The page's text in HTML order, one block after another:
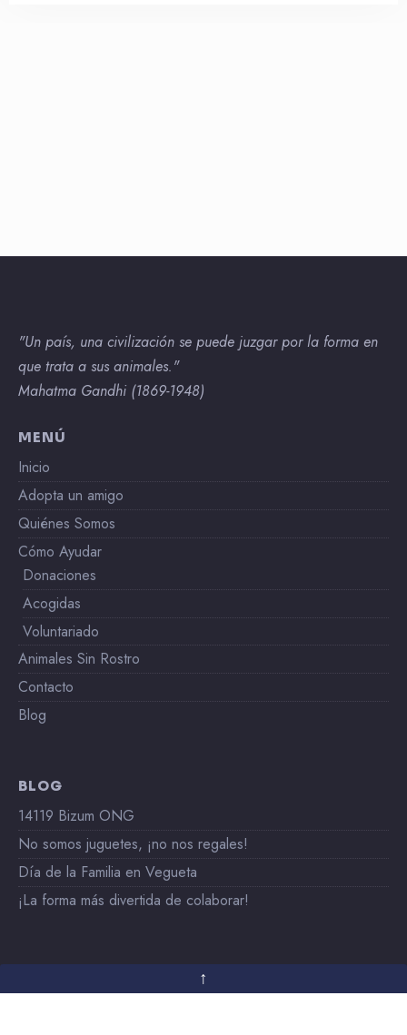
"Un país, una civilización se puede juzgar por la forma en
que trata a sus animales."
Mahatma Gandhi (1869-1948)
MENÚ
Inicio
Adopta un amigo
Quiénes Somos
Cómo Ayudar
Donaciones
Acogidas
Voluntariado
Animales Sin Rostro
Contacto
Blog
BLOG
14119 Bizum ONG
No somos juguetes, ¡no nos regales!
Día de la Familia en Vegueta
¡La forma más divertida de colaborar!
Aviso Legal
↑